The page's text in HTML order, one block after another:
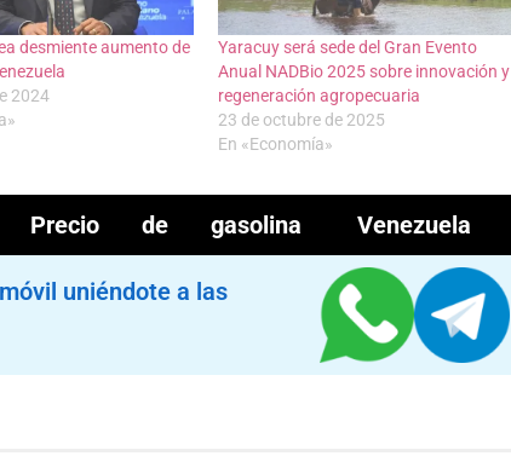
desmiente aumento de
2024
Yaracuy será sede del Gran Evento
Anual NADBio 2025 sobre innovación y
regeneración agropecuaria
23 de octubre de 2025
En «Economía»
Precio de gasolina Venezuela
uniéndote a las